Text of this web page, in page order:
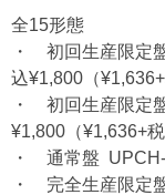
全15形態
・
初回生産限定
込¥1,800（¥1,636+
・
初回生産限定
¥1,800（¥1,636+税
・
通常盤
・
完全生産限定